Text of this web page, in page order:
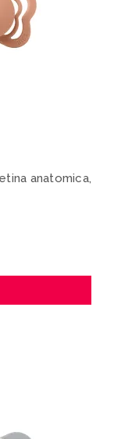
anatomica,